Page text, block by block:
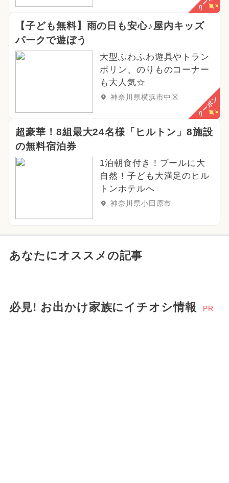
【子ども無料】雨の日も安心♪屋内キッズ
パークで遊ぼう
大型ふわふわ遊具やトラン
ポリン、のりものコーナー
も大人気☆
神奈川県横浜市中区 クーポン
超豪華！8組最大24名様「ヒルトン」8施設
の無料宿泊券
1泊朝食付き！プールに大
自然！子ども大満足のヒル
トンホテルへ
神奈川県小田原市
あなたにオススメの記事
必見! お出かけ家族にイチオシ情報 PR